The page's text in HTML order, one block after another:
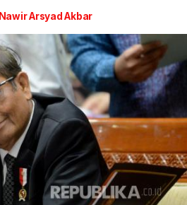
Nawir Arsyad Akbar